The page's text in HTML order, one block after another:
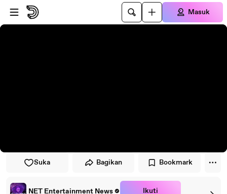
Lewati ke pemutar
Lewatkan ke konten utama
Masuk
Suka Bagikan Bookmark
NET Entertainment News Ikuti